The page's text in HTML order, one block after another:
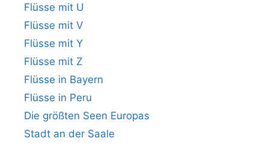
Flüsse mit U
Flüsse mit V
Flüsse mit Y
Flüsse mit Z
Flüsse in Bayern
Flüsse in Peru
Die größten Seen Europas
Stadt an der Saale